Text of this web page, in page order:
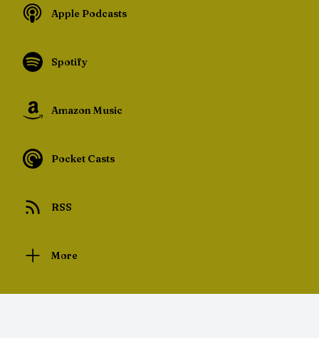
Apple Podcasts
Spotify
Amazon Music
Pocket Casts
RSS
More